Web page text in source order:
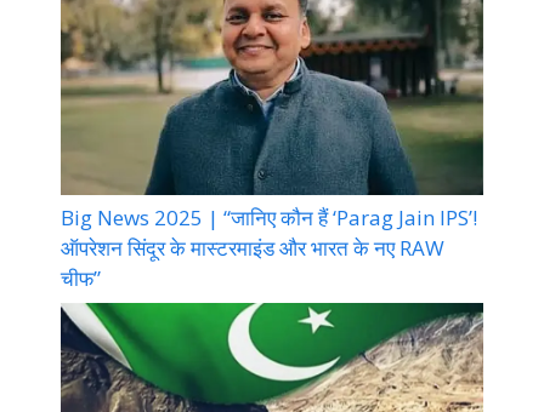
Big News 2025 | “जानिए कौन हैं ‘Parag Jain IPS’!
ऑपरेशन सिंदूर के मास्टरमाइंड और भारत के नए RAW
चीफ”